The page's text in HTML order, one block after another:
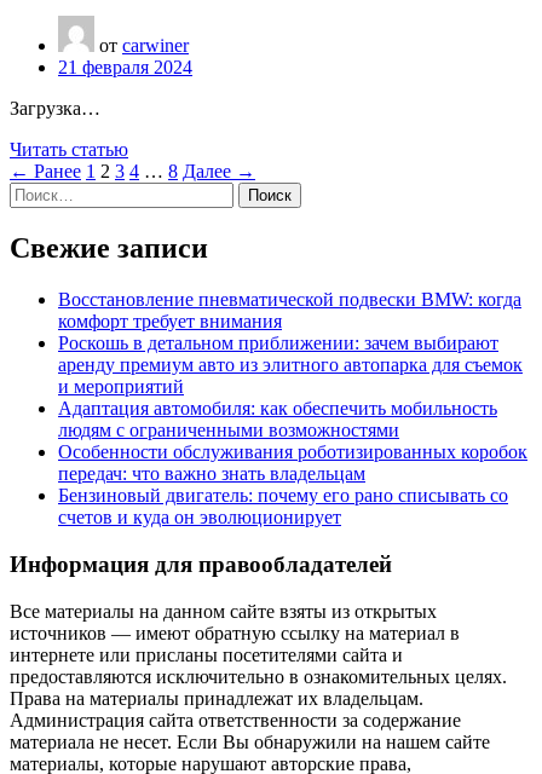
от carwiner
21 февраля 2024
Загрузка…
Читать статью
← Ранее 1 2 3 4 … 8 Далее →
Найти:
Свежие записи
Восстановление пневматической подвески BMW: когда
комфорт требует внимания
Роскошь в детальном приближении: зачем выбирают
аренду премиум авто из элитного автопарка для съемок
и мероприятий
Адаптация автомобиля: как обеспечить мобильность
людям с ограниченными возможностями
Особенности обслуживания роботизированных коробок
передач: что важно знать владельцам
Бензиновый двигатель: почему его рано списывать со
счетов и куда он эволюционирует
Информация для правообладателей
Все материалы на данном сайте взяты из открытых
источников — имеют обратную ссылку на материал в
интернете или присланы посетителями сайта и
предоставляются исключительно в ознакомительных целях.
Права на материалы принадлежат их владельцам.
Администрация сайта ответственности за содержание
материала не несет. Если Вы обнаружили на нашем сайте
материалы, которые нарушают авторские права,